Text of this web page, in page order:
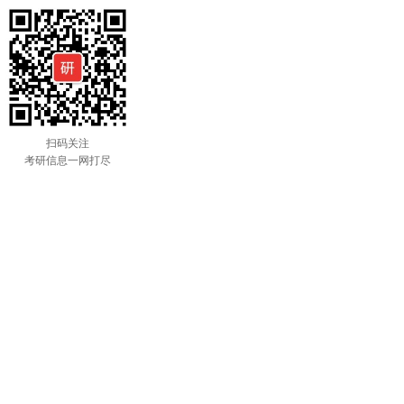
扫码关注
考研信息一网打尽